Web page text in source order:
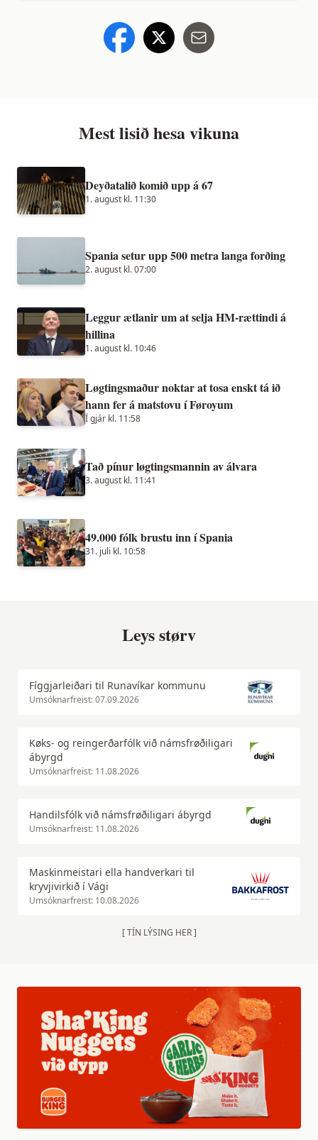
Mest lisið hesa vikuna
Deyðatalið komið upp á 67
1. august kl. 11:30
Spania setur upp 500 metra langa forðing
2. august kl. 07:00
Leggur ætlanir um at selja HM-rættindi á
hillina
1. august kl. 10:46
Løgtingsmaður noktar at tosa enskt tá ið
hann fer á matstovu í Føroyum
Í gjár kl. 11:58
Tað pínur løgtingsmannin av álvara
3. august kl. 11:41
49.000 fólk brustu inn í Spania
31. juli kl. 10:58
Leys størv
Fíggjarleiðari til Runavíkar kommunu
Umsóknarfreist: 07.09.2026
Køks- og reingerðarfólk við námsfrøðiligari
ábyrgd
Umsóknarfreist: 11.08.2026
Handilsfólk við námsfrøðiligari ábyrgd
Umsóknarfreist: 11.08.2026
Maskinmeistari ella handverkari til
kryvjivirkið í Vági
Umsóknarfreist: 10.08.2026
[ TÍN LÝSING HER ]